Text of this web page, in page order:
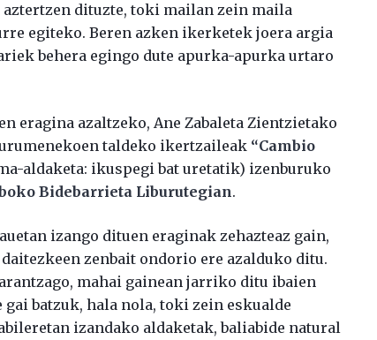
dituzte, toki mailan zein maila
egiteko. Beren azken ikerketek joera argia
behera egingo dute apurka-apurka urtaro
eragina azaltzeko, Ane Zabaleta Zientzietako
taldeko ikertzaileak “Cambio
aldaketa: ikuspegi bat uretatik) izenburuko
Bidebarrieta Liburutegian.
izango dituen eraginak zehazteaz gain,
zenbait ondorio ere azalduko ditu.
mahai gainean jarriko ditu ibaien
batzuk, hala nola, toki zein eskualde
izandako aldaketak, baliabide natural